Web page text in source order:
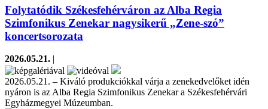
Folytatódik Székesfehérváron az Alba Regia
Szimfonikus Zenekar nagysikerű „Zene-szó”
koncertsorozata
2026.05.21. |
2026.05.21. – Kiváló produkciókkal várja a zenekedvelőket idén
nyáron is az Alba Regia Szimfonikus Zenekar a Székesfehérvári
Egyházmegyei Múzeumban.